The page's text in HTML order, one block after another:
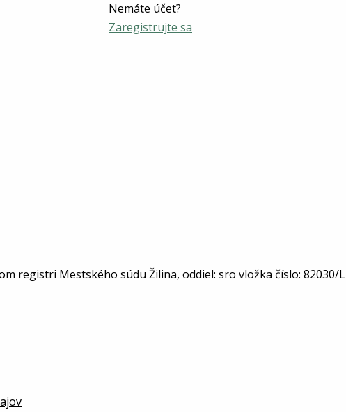
Nemáte účet?
Zaregistrujte sa
registri Mestského súdu Žilina, oddiel: sro vložka číslo: 82030/L